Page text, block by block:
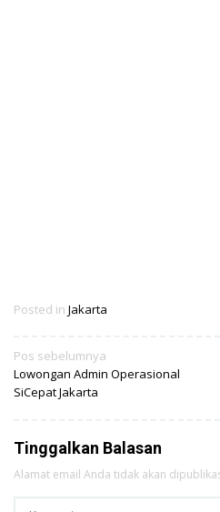
Posted in Jakarta
Navigasi
pos
Pos sebelumnya
Lowongan Admin Operasional
SiCepat Jakarta
Tinggalkan Balasan
Alamat email Anda tidak akan